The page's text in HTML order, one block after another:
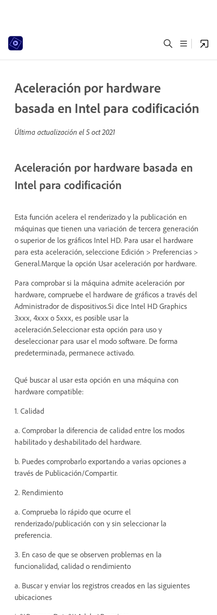
Aceleración por hardware
basada en Intel para codificación
Última actualización el 5 oct 2021
Aceleración por hardware basada en
Intel para codificación
Esta función acelera el renderizado y la publicación en
máquinas que tienen una variación de tercera generación
o superior de los gráficos Intel HD. Para usar el hardware
para esta aceleración, seleccione Edición > Preferencias >
General.Marque la opción Usar aceleración por hardware.
Para comprobar si la máquina admite aceleración por
hardware, compruebe el hardware de gráficos a través del
Administrador de dispositivos.Si dice Intel HD Graphics
3xxx, 4xxx o 5xxx, es posible usar la
aceleración.Seleccionar esta opción para uso y
deseleccionar para usar el modo software. De forma
predeterminada, permanece activado.
Qué buscar al usar esta opción en una máquina con
hardware compatible:
1. Calidad
a. Comprobar la diferencia de calidad entre los modos
habilitado y deshabilitado del hardware.
b. Puedes comprobarlo exportando a varias opciones a
través de Publicación/Compartir.
2. Rendimiento
a. Comprueba lo rápido que ocurre el
renderizado/publicación con y sin seleccionar la
preferencia.
3. En caso de que se observen problemas en la
funcionalidad, calidad o rendimiento
a. Buscar y enviar los registros creados en las siguientes
ubicaciones